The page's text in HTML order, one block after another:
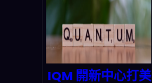
IQM 開新中心打美